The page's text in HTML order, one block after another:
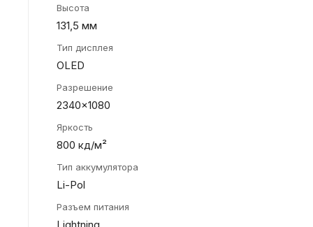
Высота
131,5 мм
Тип дисплея
OLED
Разрешение
2340x1080
Яркость
800 кд/м²
Тип аккумулятора
Li-Pol
Разъем питания
Lightning